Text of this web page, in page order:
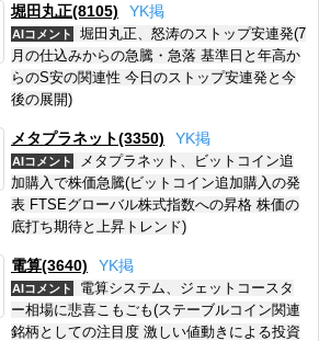
堀田丸正(8105) YK掲
AIコメント
堀田丸正、怒涛のストップ安連発(7
月の仕込みからの急騰・急落 基準日と年高か
らのS安の関連性 今日のストップ安連発と今
後の展開)
メタプラネット(3350) YK掲
AIコメント
メタプラネット、ビットコイン追
加購入で株価急騰(ビットコイン追加購入の発
表 FTSEグローバル株式指数への昇格 株価の
底打ち期待と上昇トレンド)
電算(3640) YK掲
AIコメント
電算システム、ジェットコースタ
ー相場に悲喜こもごも(ステーブルコイン関連
銘柄としての注目度 激しい値動きによる投資